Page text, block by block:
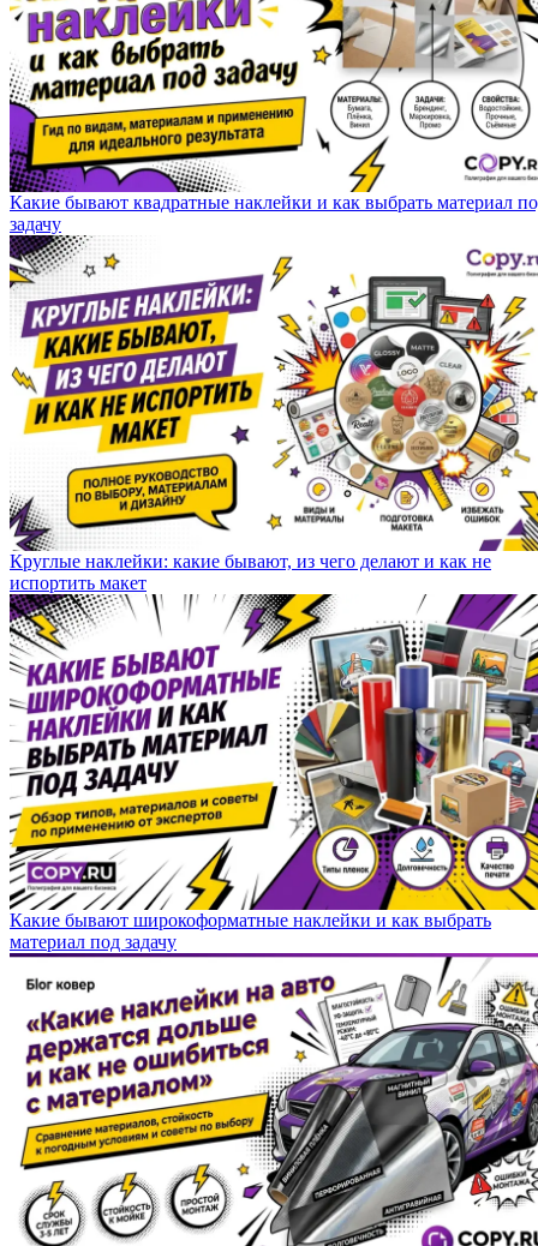
Какие бывают квадратные наклейки и как выбрать материал
задачу
Круглые наклейки: какие бывают, из чего делают и как не
испортить макет
Какие бывают широкоформатные наклейки и как выбрать
материал под задачу